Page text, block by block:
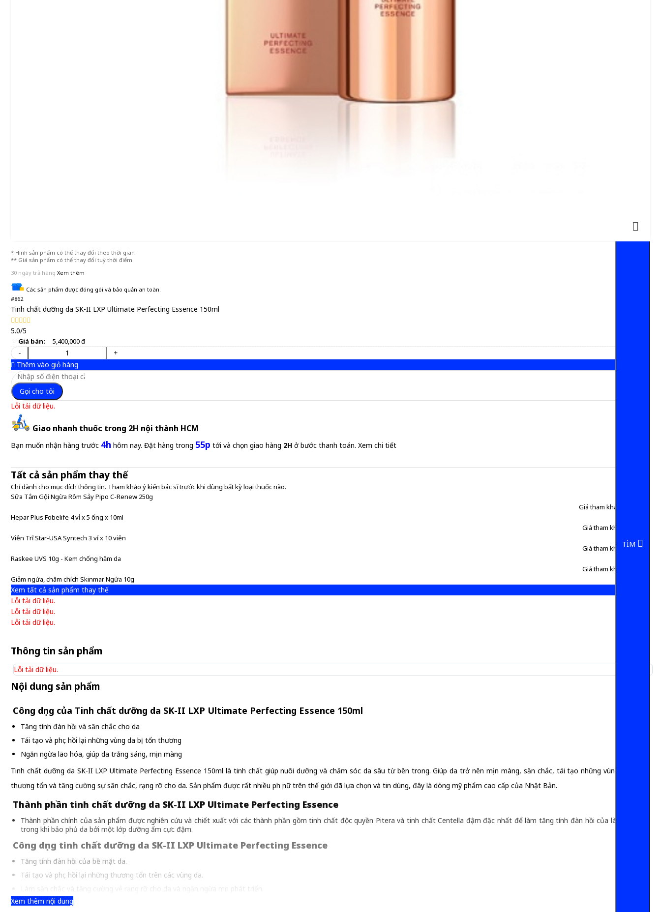
* Hình sản phẩm có thể thay đổi theo thời gian
** Giá sản phẩm có thể thay đổi tuỳ thời điểm
30 ngày trả hàng Xem thêm
Các sản phẩm được đóng gói và bảo quản an toàn.
#862
Tinh chất dưỡng da SK-II LXP Ultimate Perfecting Essence 150ml
5.0/5
Giá bán: 5,400,000 đ
-
+
Thêm vào giỏ hàng
Gọi cho tôi
Lỗi tải dữ liệu.
Giao nhanh thuốc trong 2H nội thành HCM
Bạn muốn nhận hàng trước 4h hôm nay. Đặt hàng trong 55p tới và chọn giao hàng 2H ở bước thanh toán. Xem chi tiết
Tất cả sản phẩm thay thế
Chỉ dành cho mục đích thông tin. Tham khảo ý kiến bác sĩ trước khi dùng bất kỳ loại thuốc nào.
Sữa Tắm Gội Ngừa Rôm Sảy Pipo C-Renew 250g
Giá tham khảo:
Hepar Plus Fobelife 4 vỉ x 5 ống x 10ml
Giá tham khảo:
Viên Trĩ Star-USA Syntech 3 vỉ x 10 viên
Giá tham khảo: 98.000 đ
Raskee UVS 10g - Kem chống hăm da
Giá tham khảo:
Giảm ngứa, châm chích Skinmar Ngứa 10g
Xem tất cả sản phẩm thay thế
Lỗi tải dữ liệu.
Lỗi tải dữ liệu.
Lỗi tải dữ liệu.
Thông tin sản phẩm
Lỗi tải dữ liệu.
Nội dung sản phẩm
Công dụng của Tinh chất dưỡng da SK-II LXP Ultimate Perfecting Essence 150ml
Tăng tính đàn hồi và săn chắc cho da
Tái tạo và phục hồi lại những vùng da bị tổn thương
Ngăn ngừa lão hóa, giúp da trắng sáng, mịn màng
Tinh chất dưỡng da SK-II LXP Ultimate Perfecting Essence 150ml là tinh chất giúp nuôi dưỡng và chăm sóc da sâu từ bên trong. Giúp da trở nên mịn màng, săn chắc, tái tạo những vùng da bị
thương tổn và tăng cường sự săn chắc, rạng rỡ cho da. Sản phẩm được rất nhiều phụ nữ trên thế giới đã lựa chọn và tin dùng, đây là dòng mỹ phẩm cao cấp của Nhật Bản.
Thành phần tinh chất dưỡng da SK-II LXP Ultimate Perfecting Essence
Thành phần chính của sản phẩm được nghiên cứu và chiết xuất với các thành phần gồm tinh chất độc quyền Pitera và tinh chất Centella đậm đặc nhất để làm tăng tính đàn hồi của làn da bạn
trong khi bảo phủ da bởi một lớp dưỡng ẩm cực đậm.
Công dụng tinh chất dưỡng da SK-II LXP Ultimate Perfecting Essence
Tăng tính đàn hồi của bề mặt da.
Tái tạo và phục hồi lại những thương tổn trên các vùng da.
Làm săn chắc và tăng cường vẻ rạng rỡ cho da và ngăn ngừa mụn phát triển.
Làm căng da, hạn chế các vết nhăn, chống lại quá trình lão hóa, giúp da trở nên mịn màng, săn chắc và tươi sáng hơn.
Xem thêm nội dung
TÌM